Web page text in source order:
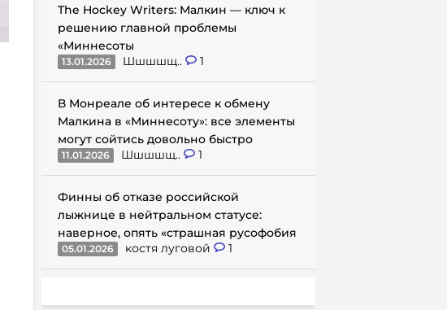
The Hockey Writers: Малкин — ключ к
решению главной проблемы
«Миннесоты
13.01.2026 Шшшшщ.. 1
В Монреале об интересе к обмену
Малкина в «Миннесоту»: все элементы
могут сойтись довольно быстро
11.01.2026 Шшшшщ.. 1
Финны об отказе российской
лыжнице в нейтральном статусе:
наверное, опять «страшная русофобия
05.01.2026 костя луговой 1